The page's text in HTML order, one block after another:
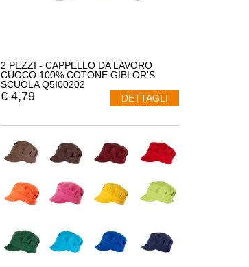
2 PEZZI - CAPPELLO DA LAVORO
CUOCO 100% COTONE GIBLOR'S
SCUOLA Q5I00202
€ 4,79 DETTAGLI